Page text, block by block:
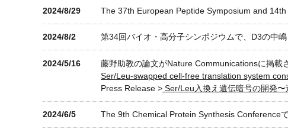
2024/8/29 The 37th European Peptide Symposium and
2024/8/2 第34回バイオ・高分子シンポジウムで、D3の中
2024/5/16
藤野助教の論文がNature Communicationsに掲載
Ser/Leu-swapped cell-free translation system
Press Release > Ser/Leu入換え遺伝暗号の開発
2024/6/5 The 9th Chemical Protein Synthesis Conference